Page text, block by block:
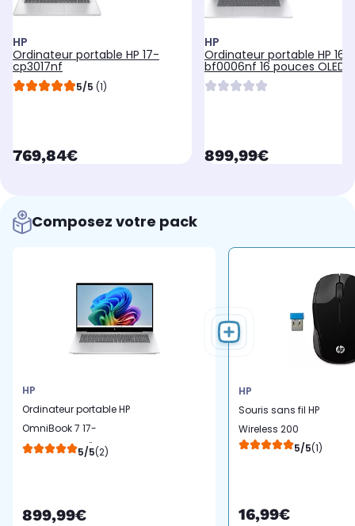
HP
Ordinateur portable HP 17-
cp3017nf
5/5 (1)
currentPrice
769,84€
HP
Ordinateur portable HP 16-
bf0006nf 16 pouces OLED
Snapdragon X 16 Go RAM
LPDDR5x SSD 512 Go
currentPrice
899,99€
Composez votre pack
HP
Ordinateur portable HP
OmniBook 7 17-
dc0004nf 17,3" Intel Core
5/5(2)
899,99€
HP
Souris sans fil HP
Wireless 200
5/5(1)
16,99€